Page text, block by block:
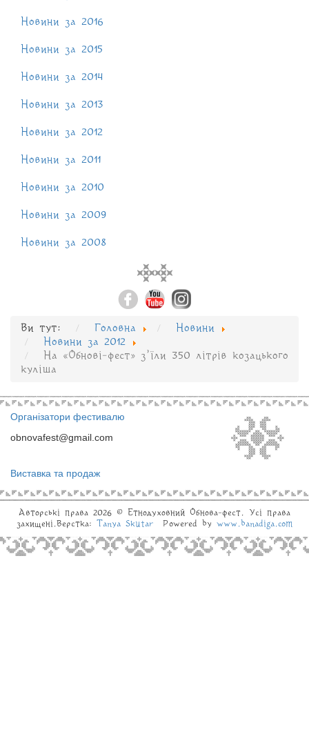
Новини за 2016
Новини за 2015
Новини за 2014
Новини за 2013
Новини за 2012
Новини за 2011
Новини за 2010
Новини за 2009
Новини за 2008
Ви тут: Головна
Новини
Новини за 2012
На «Обнові-фест» з’їли 350 літрів козацького
куліша
Організатори фестивалю
obnovafest@gmail.com
Виставка та продаж
Авторські права 2026 © Eтнодуховний Обнова-фест. Усі права
захищені.Верстка:
Tanya SkutarPowered by www.banadiga.com